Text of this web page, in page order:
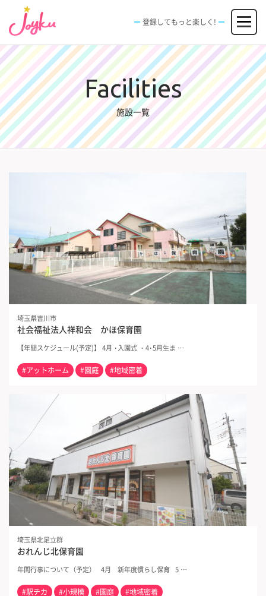
ン
ツ
へ
ス
キ
ッ
プ
メニュー
JOBS
求人情報
FACILITIES
施設
SPECIAL
エンタメ特典
EVENT
イベント
新規登録 ログイン
登録してもっと楽しく!
Facilities
施設一覧
埼玉県吉川市
社会福祉法人祥和会 かほ保育園
【年間スケジュール(予定)】 4月 ･入園式 ・4･5月生ま …
#アットホーム #園庭 #地域密着
埼玉県北足立群
おれんじ北保育園
年間行事について（予定） 4月 新年度慣らし保育 5 …
#駅チカ #小規模 #園庭 #地域密着